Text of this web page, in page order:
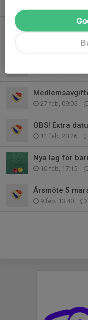
27 feb, 09:05
OBS! Extra
11 feb, 20:26
Nya lag för
10 feb, 17:15
Årsmöte 5
9 feb, 13:40